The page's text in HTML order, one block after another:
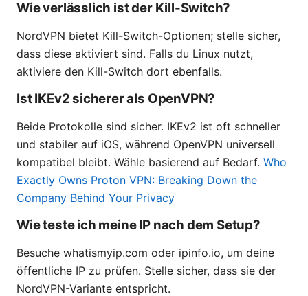
Wie verlässlich ist der Kill-Switch?
NordVPN bietet Kill-Switch-Optionen; stelle sicher,
dass diese aktiviert sind. Falls du Linux nutzt,
aktiviere den Kill-Switch dort ebenfalls.
Ist IKEv2 sicherer als OpenVPN?
Beide Protokolle sind sicher. IKEv2 ist oft schneller
und stabiler auf iOS, während OpenVPN universell
kompatibel bleibt. Wähle basierend auf Bedarf. Who
Exactly Owns Proton VPN: Breaking Down the
Company Behind Your Privacy
Wie teste ich meine IP nach dem Setup?
Besuche whatismyip.com oder ipinfo.io, um deine
öffentliche IP zu prüfen. Stelle sicher, dass sie der
NordVPN-Variante entspricht.